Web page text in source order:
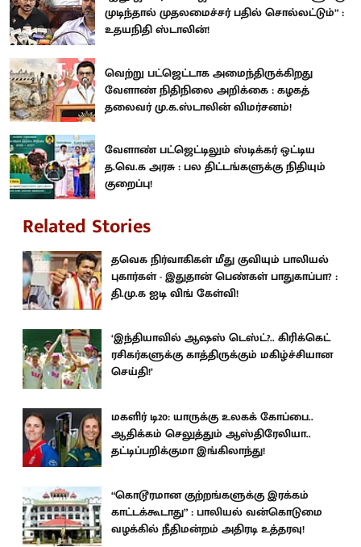
முடிந்தால் முதலமைச்சர் பதில் சொல்லட்டும்” :
உதயநிதி ஸ்டாலின்!
வெற்று பட்ஜெட்டாக அமைந்திருக்கிறது
வேளாண் நிதிநிலை அறிக்கை : கழகத்
தலைவர் மு.க.ஸ்டாலின் விமர்சனம்!
வேளாண் பட்ஜெட்டிலும் ஸ்டிக்கர் ஒட்டிய
த.வெ.க அரசு : பல திட்டங்களுக்கு நிதியும்
குறைப்பு!
Related Stories
தவெக நிர்வாகிகள் மீது குவியும் பாலியல்
புகார்கள் - இதுதான் பெண்கள் பாதுகாப்பா? :
தி.மு.க ஐடி விங் கேள்வி!
‘இந்தியாவில் ஆஷஸ் டெஸ்ட்?.. கிரிக்கெட்
ரசிகர்களுக்கு காத்திருக்கும் மகிழ்ச்சியான
செய்தி!’
மகளிர் டி20: யாருக்கு உலகக் கோப்பை..
ஆதிக்கம் செலுத்தும் ஆஸ்திரேலியா..
தட்டிப்பறிக்குமா இங்கிலாந்து!
“கொடூரமான குற்றங்களுக்கு இரக்கம்
காட்டக்கூடாது” : பாலியல் வன்கொடுமை
வழக்கில் நீதிமன்றம் அதிரடி உத்தரவு!